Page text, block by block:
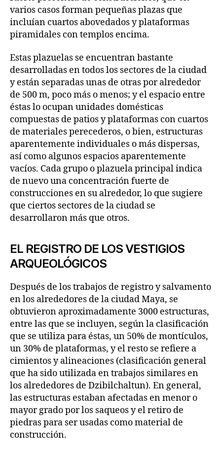
varios casos forman pequeñas plazas que
incluían cuartos abovedados y plataformas
piramidales con templos encima.
Estas plazuelas se encuentran bastante
desarrolladas en todos los sectores de la ciudad
y están separadas unas de otras por alrededor
de 500 m, poco más o menos; y el espacio entre
éstas lo ocupan unidades domésticas
compuestas de patios y plataformas con cuartos
de materiales perecederos, o bien, estructuras
aparentemente individuales o más dispersas,
así como algunos espacios aparentemente
vacíos. Cada grupo o plazuela principal indica
de nuevo una concentración fuerte de
construcciones en su alrededor, lo que sugiere
que ciertos sectores de la ciudad se
desarrollaron más que otros.
EL REGISTRO DE LOS VESTIGIOS
ARQUEOLÓGICOS
Después de los trabajos de registro y salvamento
en los alrededores de la ciudad Maya, se
obtuvieron aproximadamente 3000 estructuras,
entre las que se incluyen, según la clasificación
que se utiliza para éstas, un 50% de montículos,
un 30% de plataformas, y el resto se refiere a
cimientos y alineaciones (clasificación general
que ha sido utilizada en trabajos similares en
los alrededores de Dzibilchaltun). En general,
las estructuras estaban afectadas en menor o
mayor grado por los saqueos y el retiro de
piedras para ser usadas como material de
construcción.